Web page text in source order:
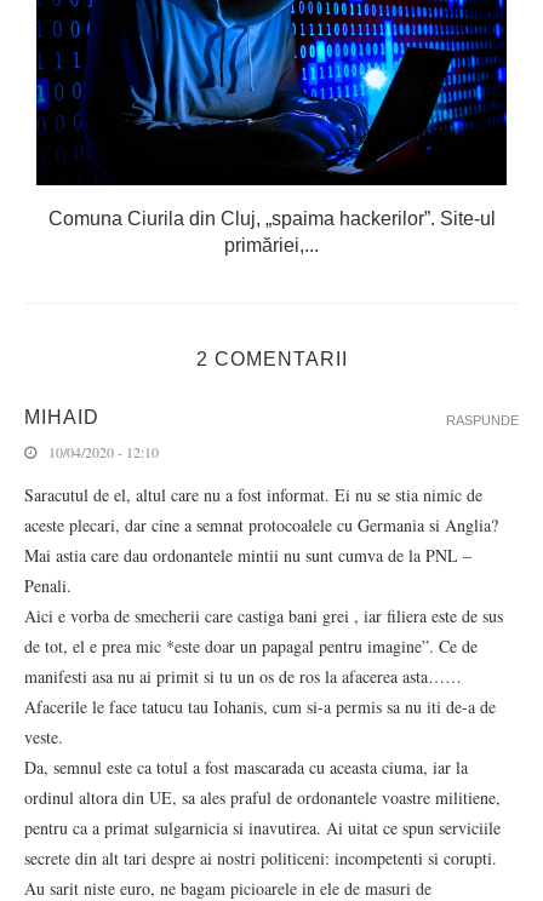
Comuna Ciurila din Cluj, „spaima hackerilor”. Site-ul
primăriei,...
2 COMENTARII
MIHAID
10/04/2020 - 12:10
Saracutul de el, altul care nu a fost informat. Ei nu se stia nimic de
aceste plecari, dar cine a semnat protocoalele cu Germania si Anglia?
Mai astia care dau ordonantele mintii nu sunt cumva de la PNL –
Penali.
Aici e vorba de smecherii care castiga bani grei , iar filiera este de sus
de tot, el e prea mic *este doar un papagal pentru imagine”. Ce de
manifesti asa nu ai primit si tu un os de ros la afacerea asta……
Afacerile le face tatucu tau Iohanis, cum si-a permis sa nu iti de-a de
veste.
Da, semnul este ca totul a fost mascarada cu aceasta ciuma, iar la
ordinul altora din UE, sa ales praful de ordonantele voastre militiene,
pentru ca a primat sulgarnicia si inavutirea. Ai uitat ce spun serviciile
secrete din alt tari despre ai nostri politiceni: incompetenti si corupti.
Au sarit niste euro, ne bagam picioarele in ele de masuri de
RASPUNDE